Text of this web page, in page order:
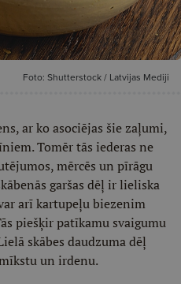
Foto: Shutterstock / Latvijas Mediji
ar ko asociējas šie zaļumi,
Tomēr tās iederas ne
mērcēs un pīrāgu
garšas dēļ ir lieliska
arī kartupeļu biezenim
piešķir patīkamu svaigumu
skābes daudzuma dēļ
un irdenu.